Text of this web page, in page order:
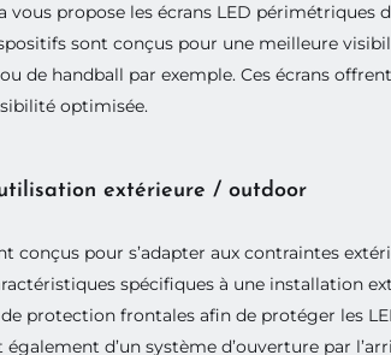
propose les écrans LED périmétriques
sont conçus pour une meilleure
de handball par exemple. Ces écrans
optimisée.
extérieure / outdoor
pour s’adapter aux contraintes
spécifiques à une installation
protection frontales afin de protéger les
d’un système d’ouverture par